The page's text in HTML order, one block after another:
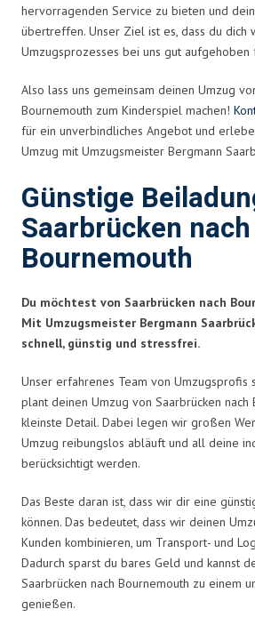
hervorragenden Service zu bieten und
übertreffen. Unser Ziel ist es, dass du dich
Umzugsprozesses bei uns gut aufgehoben
Also lass uns gemeinsam deinen Umzug
Bournemouth zum Kinderspiel machen!
für ein unverbindliches Angebot und
Umzug mit Umzugsmeister Bergmann
Günstige
Saarbrücken nach
Bournemouth
Du möchtest von Saarbrücken nach
Mit Umzugsmeister Bergmann
schnell, günstig und stressfrei.
Unser erfahrenes Team von Umzugsprofis
plant deinen Umzug von Saarbrücken nach
kleinste Detail. Dabei legen wir großen
Umzug reibungslos abläuft und all deine
berücksichtigt werden.
Das Beste daran ist, dass wir dir eine
können. Das bedeutet, dass wir deinen
Kunden kombinieren, um Transport- und
Dadurch sparst du bares Geld und kannst
Saarbrücken nach Bournemouth zu einem
genießen.